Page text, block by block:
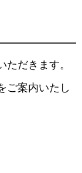
だきます。
ご案内いたし